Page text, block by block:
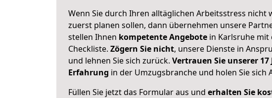
Wenn Sie durch Ihren alltäglichen Arbeitsstress nicht
zuerst planen sollen, dann übernehmen unsere
stellen Ihnen kompetente Angebote in Karlsruhe mit
Checkliste. Zögern Sie nicht, unsere Dienste in
und lehnen Sie sich zurück. Vertrauen Sie unserer 17
Erfahrung in der Umzugsbranche und holen Sie sich
Füllen Sie jetzt das Formular aus und erhalten Sie